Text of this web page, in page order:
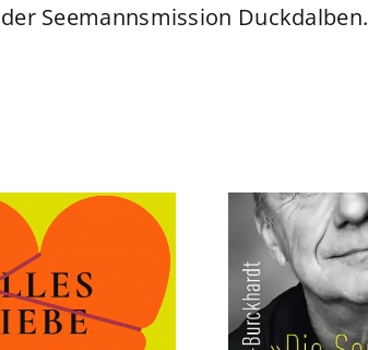
der Seemannsmission Duckdalben.